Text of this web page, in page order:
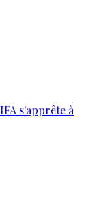
s'apprête à